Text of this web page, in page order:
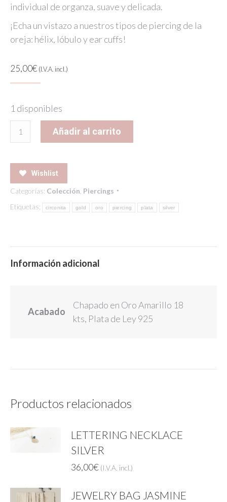
individual de organza, suave y delicada.
¡Echa un vistazo a nuestros tipos de piercing de la
oreja: hélix, lóbulo y ear cuffs!
25,00€ (I.V.A. incl.)
1 disponibles
POPCORN
PIERCING
cantidad
Añadir al carrito
Wishlist
Categorías: Colección Piercings
Etiquetas:
circonita gold oro piercing plata silver
Información adicional
Acabado
Chapado en Oro Amarillo 18
kts, Plata de Ley 925
Productos relacionados
LETTERING NECKLACE
SILVER
36,00€ (I.V.A. incl.)
JEWELRY BAG JASMINE